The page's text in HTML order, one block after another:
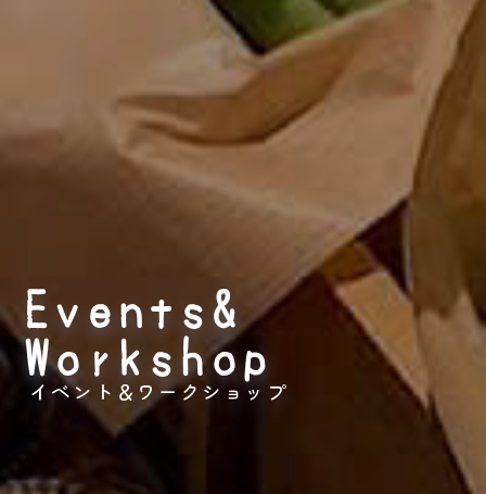
イベント＆ ワークショップ
Events&
Workshop